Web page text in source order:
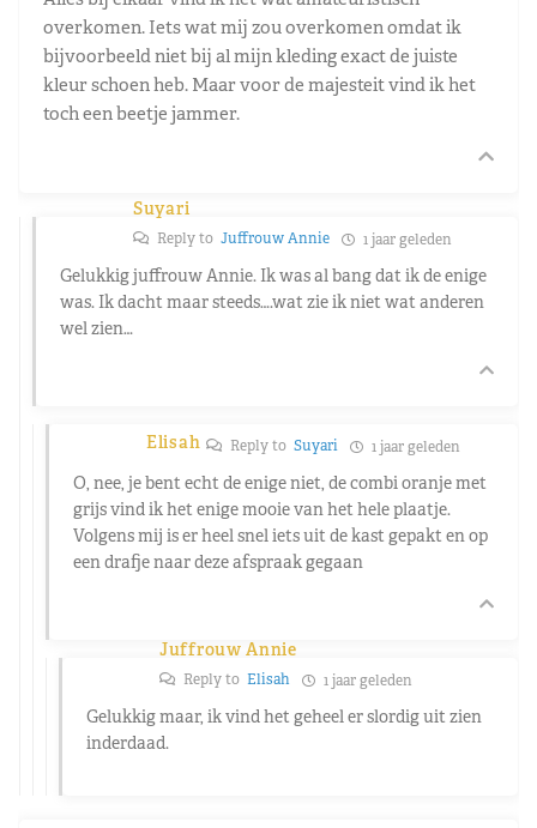
overkomen. Iets wat mij zou overkomen omdat ik
bijvoorbeeld niet bij al mijn kleding exact de juiste
kleur schoen heb. Maar voor de majesteit vind ik het
toch een beetje jammer.
Suyari
Reply to Juffrouw Annie 1 jaar geleden
Gelukkig juffrouw Annie. Ik was al bang dat ik de enige
was. Ik dacht maar steeds….wat zie ik niet wat anderen
wel zien…
Elisah Reply toSuyari 1 jaar geleden
O, nee, je bent echt de enige niet, de combi oranje met
grijs vind ik het enige mooie van het hele plaatje.
Volgens mij is er heel snel iets uit de kast gepakt en op
een drafje naar deze afspraak gegaan
Juffrouw Annie
Reply to Elisah 1 jaar geleden
Gelukkig maar, ik vind het geheel er slordig uit zien
inderdaad.